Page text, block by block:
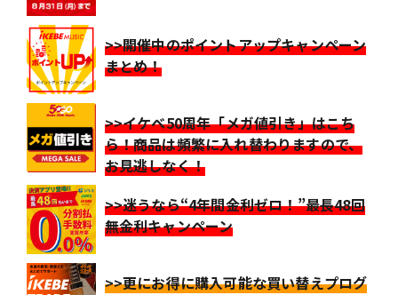
>>開催中のポイントアップキャンペーン
まとめ！
>>イケベ50周年「メガ値引き」はこち
ら！商品は頻繁に入れ替わりますので、
お見逃しなく！
>>迷うなら“4年間金利ゼロ！”最長48回
無金利キャンペーン
>>更にお得に購入可能な買い替えプログ